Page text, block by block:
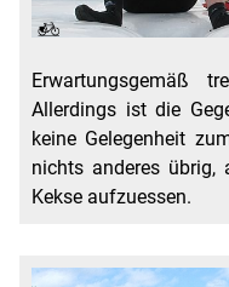
Erwartungsgemäß
Allerdings ist die
keine Gelegenheit
nichts anderes übrig,
Kekse aufzuessen.